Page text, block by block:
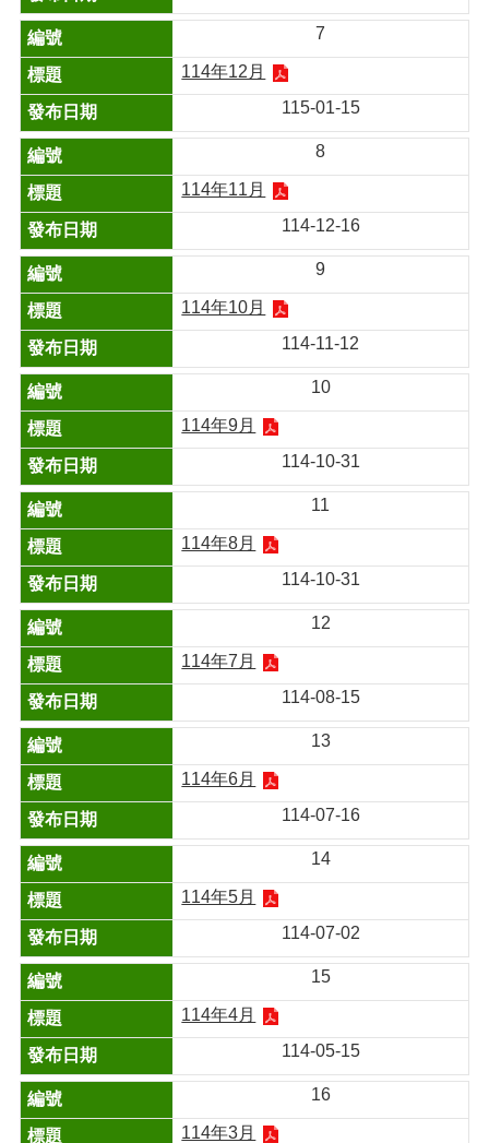
7
114年12月
115-01-15
8
114年11月
114-12-16
9
114年10月
114-11-12
10
114年9月
114-10-31
11
114年8月
114-10-31
12
114年7月
114-08-15
13
114年6月
114-07-16
14
114年5月
114-07-02
15
114年4月
114-05-15
16
114年3月